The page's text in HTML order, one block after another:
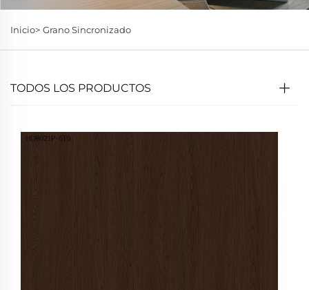
Inicio> Grano Sincronizado
TODOS LOS PRODUCTOS